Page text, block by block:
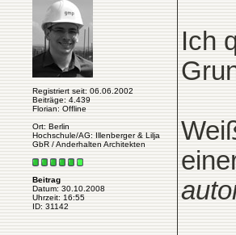
Registriert seit: 06.06.2002
Beiträge: 4.439
Florian: Offline
Ort: Berlin
Hochschule/AG: Illenberger & Lilja
GbR / Anderhalten Architekten
Beitrag
Datum: 30.10.2008
Uhrzeit: 16:55
ID: 31142
Ich